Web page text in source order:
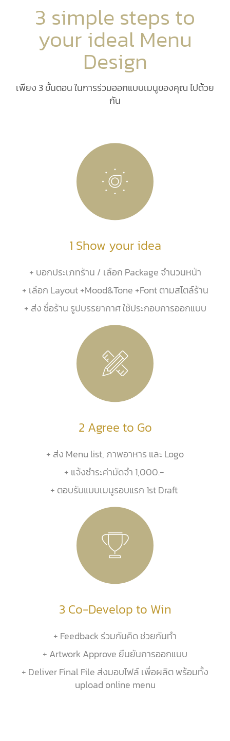
3 simple steps to
your ideal Menu
Design
เพียง 3 ขั้นตอน ในการร่วมออกแบบเมนูของคุณ ไปด้วย
กัน
1 Show your idea
+ บอกประเภทร้าน / เลือก Package จำนวนหน้า
+ เลือก Layout +Mood&Tone +Font ตามสไตล์ร้าน
+ ส่ง ชื่อร้าน รูปบรรยากาศ ใช้ประกอบการออกแบบ
2 Agree to Go
+ ส่ง Menu list, ภาพอาหาร และ Logo
+ แจ้งชำระค่ามัดจำ 1,000.-
+ ตอบรับแบบเมนูรอบแรก 1st Draft
3 Co-Develop to Win
+ Feedback ร่วมกันคิด ช่วยกันทำ
+ Artwork Approve ยืนยันการออกแบบ
+ Deliver Final File ส่งมอบไฟล์ เพื่อผลิต พร้อมทั้ง
upload online menu